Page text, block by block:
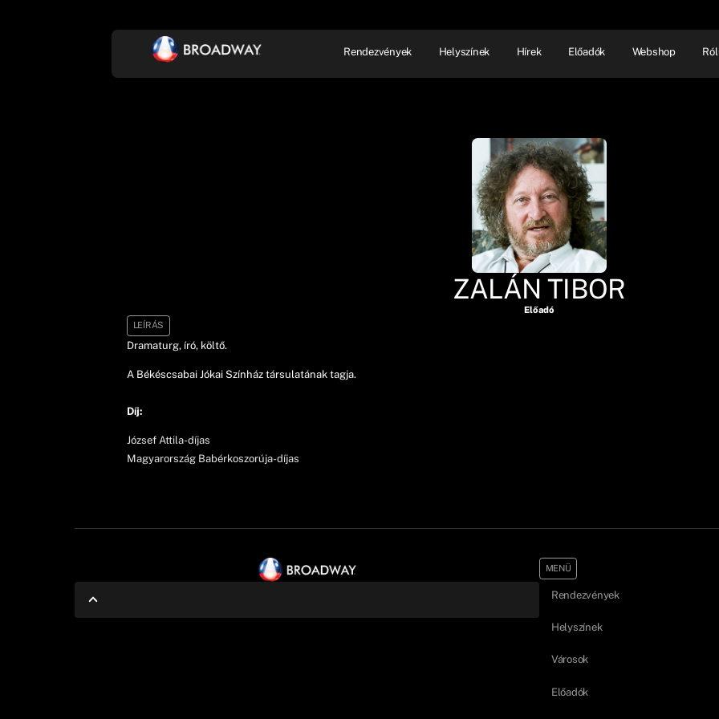
Rendezvények Helyszínek Hírek Előadók Webshop
ZALÁN TIBOR
Előadó
LEÍRÁS
Dramaturg, író, költő.
A Békéscsabai Jókai Színház társulatának tagja.
Díj:
József Attila-díjas
Magyarország Babérkoszorúja-díjas
MENÜ
Rendezvények
Helyszínek
Városok
Előadók